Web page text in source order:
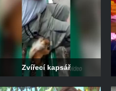
Zvířecí kapsář